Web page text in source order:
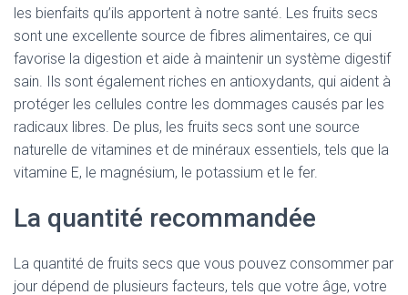
les bienfaits qu’ils apportent à notre santé. Les fruits secs
sont une excellente source de fibres alimentaires, ce qui
favorise la digestion et aide à maintenir un système digestif
sain. Ils sont également riches en antioxydants, qui aident à
protéger les cellules contre les dommages causés par les
radicaux libres. De plus, les fruits secs sont une source
naturelle de vitamines et de minéraux essentiels, tels que la
vitamine E, le magnésium, le potassium et le fer.
La quantité recommandée
La quantité de fruits secs que vous pouvez consommer par
jour dépend de plusieurs facteurs, tels que votre âge, votre